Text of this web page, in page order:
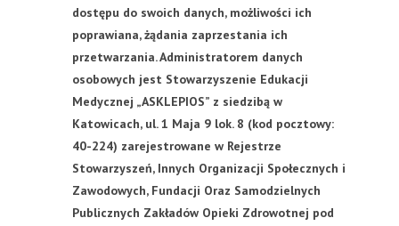
dostępu do swoich danych, możliwości ich
poprawiana, żądania zaprzestania ich
przetwarzania. Administratorem danych
osobowych jest Stowarzyszenie Edukacji
Medycznej „ASKLEPIOS” z siedzibą w
Katowicach, ul. 1 Maja 9 lok. 8 (kod pocztowy:
40-224) zarejestrowane w Rejestrze
Stowarzyszeń, Innych Organizacji Społecznych i
Zawodowych, Fundacji Oraz Samodzielnych
Publicznych Zakładów Opieki Zdrowotnej pod